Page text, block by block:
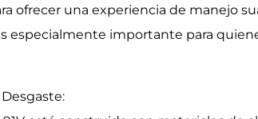
ofrecer una experiencia de manejo
especialmente importante para